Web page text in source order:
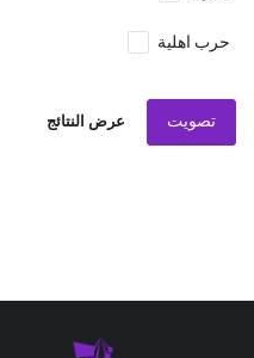
حرب اهلية
تصويت عرض النتائج